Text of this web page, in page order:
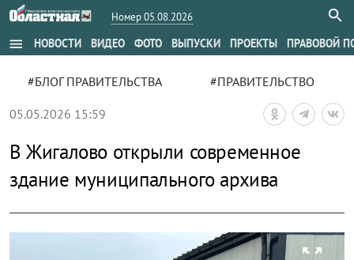
Номер 05.08.2026
menu НОВОСТИ ВИДЕО ФОТО ВЫПУСКИ ПРОЕКТЫ ПРАВОВОЙ
#БЛОГ ПРАВИТЕЛЬСТВА #ПРАВИТЕЛЬСТВО
05.05.2026 15:59
В Жигалово открыли современное
здание муниципального архива